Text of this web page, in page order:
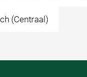
(Centraal)